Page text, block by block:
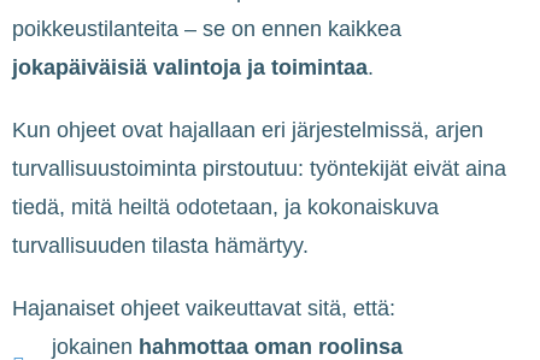
poikkeustilanteita – se on ennen kaikkea
jokapäiväisiä valintoja ja toimintaa.
Kun ohjeet ovat hajallaan eri järjestelmissä, arjen
turvallisuustoiminta pirstoutuu: työntekijät eivät aina
tiedä, mitä heiltä odotetaan, ja kokonaiskuva
turvallisuuden tilasta hämärtyy.
Hajanaiset ohjeet vaikeuttavat sitä, että:
jokainen hahmottaa oman roolinsa